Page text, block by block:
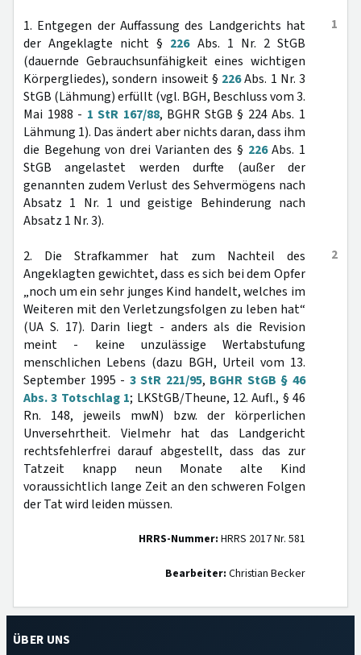
1
1. Entgegen der Auffassung des Landgerichts hat
der Angeklagte nicht § 226Abs. 1 Nr. 2 StGB
(dauernde Gebrauchsunfähigkeit eines wichtigen
Körpergliedes), sondern insoweit § 226Abs. 1 Nr. 3
StGB (Lähmung) erfüllt (vgl. BGH, Beschluss vom 3.
Mai 1988 - 1 StR 167/88, BGHR StGB § 224 Abs. 1
Lähmung 1). Das ändert aber nichts daran, dass ihm
die Begehung von drei Varianten des § 226Abs. 1
StGB angelastet werden durfte (außer der
genannten zudem Verlust des Sehvermögens nach
Absatz 1 Nr. 1 und geistige Behinderung nach
Absatz 1 Nr. 3).
2
2. Die Strafkammer hat zum Nachteil des
Angeklagten gewichtet, dass es sich bei dem Opfer
„noch um ein sehr junges Kind handelt, welches im
Weiteren mit den Verletzungsfolgen zu leben hat“
(UA S. 17). Darin liegt - anders als die Revision
meint - keine unzulässige Wertabstufung
menschlichen Lebens (dazu BGH, Urteil vom 13.
September 1995 - 3 StR 221/95, BGHR StGB § 46
Abs. 3 Totschlag 1; LKStGB/Theune, 12. Aufl., § 46
Rn. 148, jeweils mwN) bzw. der körperlichen
Unversehrtheit. Vielmehr hat das Landgericht
rechtsfehlerfrei darauf abgestellt, dass das zur
Tatzeit knapp neun Monate alte Kind
voraussichtlich lange Zeit an den schweren Folgen
der Tat wird leiden müssen.
HRRS-Nummer: HRRS 2017 Nr. 581
Bearbeiter: Christian Becker
ÜBER UNS